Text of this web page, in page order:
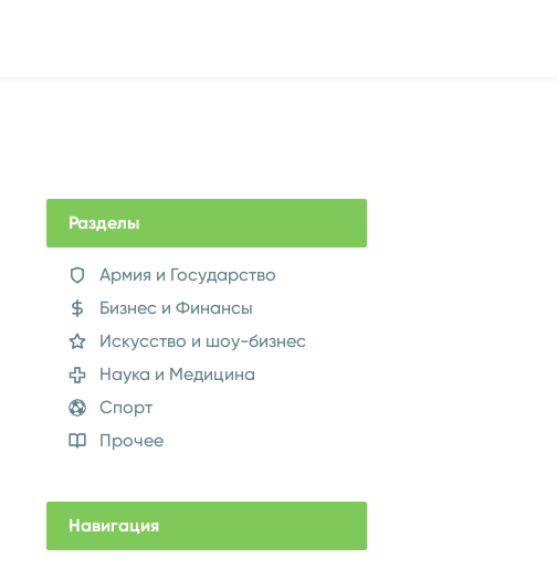
Разделы
Армия и Государство
Бизнес и Финансы
Искусство и шоу-бизнес
Наука и Медицина
Спорт
Прочее
Навигация